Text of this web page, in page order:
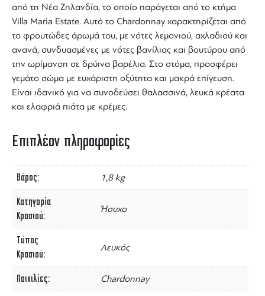
από τη Νέα Ζηλανδία, το οποίο παράγεται από το κτήμα
Villa Maria Estate. Αυτό το Chardonnay χαρακτηρίζεται από
το φρουτώδες άρωμά του, με νότες λεμονιού, αχλαδιού και
ανανά, συνδυασμένες με νότες βανίλιας και βουτύρου από
την ωρίμανση σε δρύινα βαρέλια. Στο στόμα, προσφέρει
γεμάτο σώμα με ευχάριστη οξύτητα και μακρά επίγευση.
Είναι ιδανικό για να συνοδεύσει θαλασσινά, λευκά κρέατα
και ελαφριά πιάτα με κρέμες.
Επιπλέον πληροφορίες
Βάρος 1,8 kg
Κατηγορία
Κρασιού
Ήσυχο
Τύπος
Κρασιού
Λευκός
Ποικιλίες Chardonnay